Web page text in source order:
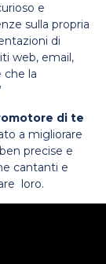
e
sulla propria
di
web, email,
che la
di te
a migliorare
precise e
cantanti e
loro.